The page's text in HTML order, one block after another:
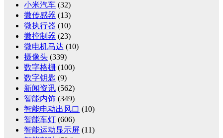
小米汽车 (32)
微传感器 (13)
微执行器 (10)
微控制器 (23)
微电机马达 (10)
摄像头 (339)
数字格栅 (100)
数字钥匙 (9)
新闻资讯 (562)
智能内饰 (349)
智能电动出风口 (10)
智能车灯 (606)
智能运动显示屏 (11)